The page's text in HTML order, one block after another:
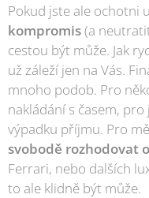
Pokud jste ale ochotni
kompromis(a
cestou být může. Jak
už záleží jen na Vás.
mnoho podob. Pro
nakládání s časem,
výpadku příjmu. Pro
svobodě rozhodovat
Ferrari, nebo dalších
to ale klidně být může.